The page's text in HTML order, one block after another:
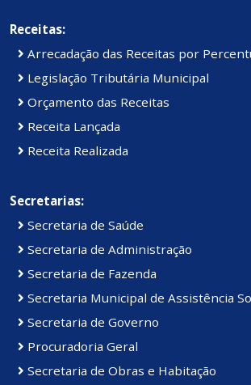
Receitas:
Arrecadação das Receitas por
Legislação Tributária Municipal
Orçamento das Receitas
Receita Lançada
Receita Realizada
Secretarias:
Secretaria de Saúde
Secretaria de Administração
Secretaria de Fazenda
Secretaria Municipal de Assistência
Secretaria de Governo
Procuradoria Geral
Secretaria de Obras e Habitação